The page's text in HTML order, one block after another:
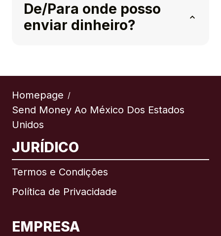
De/Para onde posso
enviar dinheiro?
Homepage /
Send Money Ao México Dos Estados
Unidos
JURÍDICO
Termos e Condições
Política de Privacidade
EMPRESA